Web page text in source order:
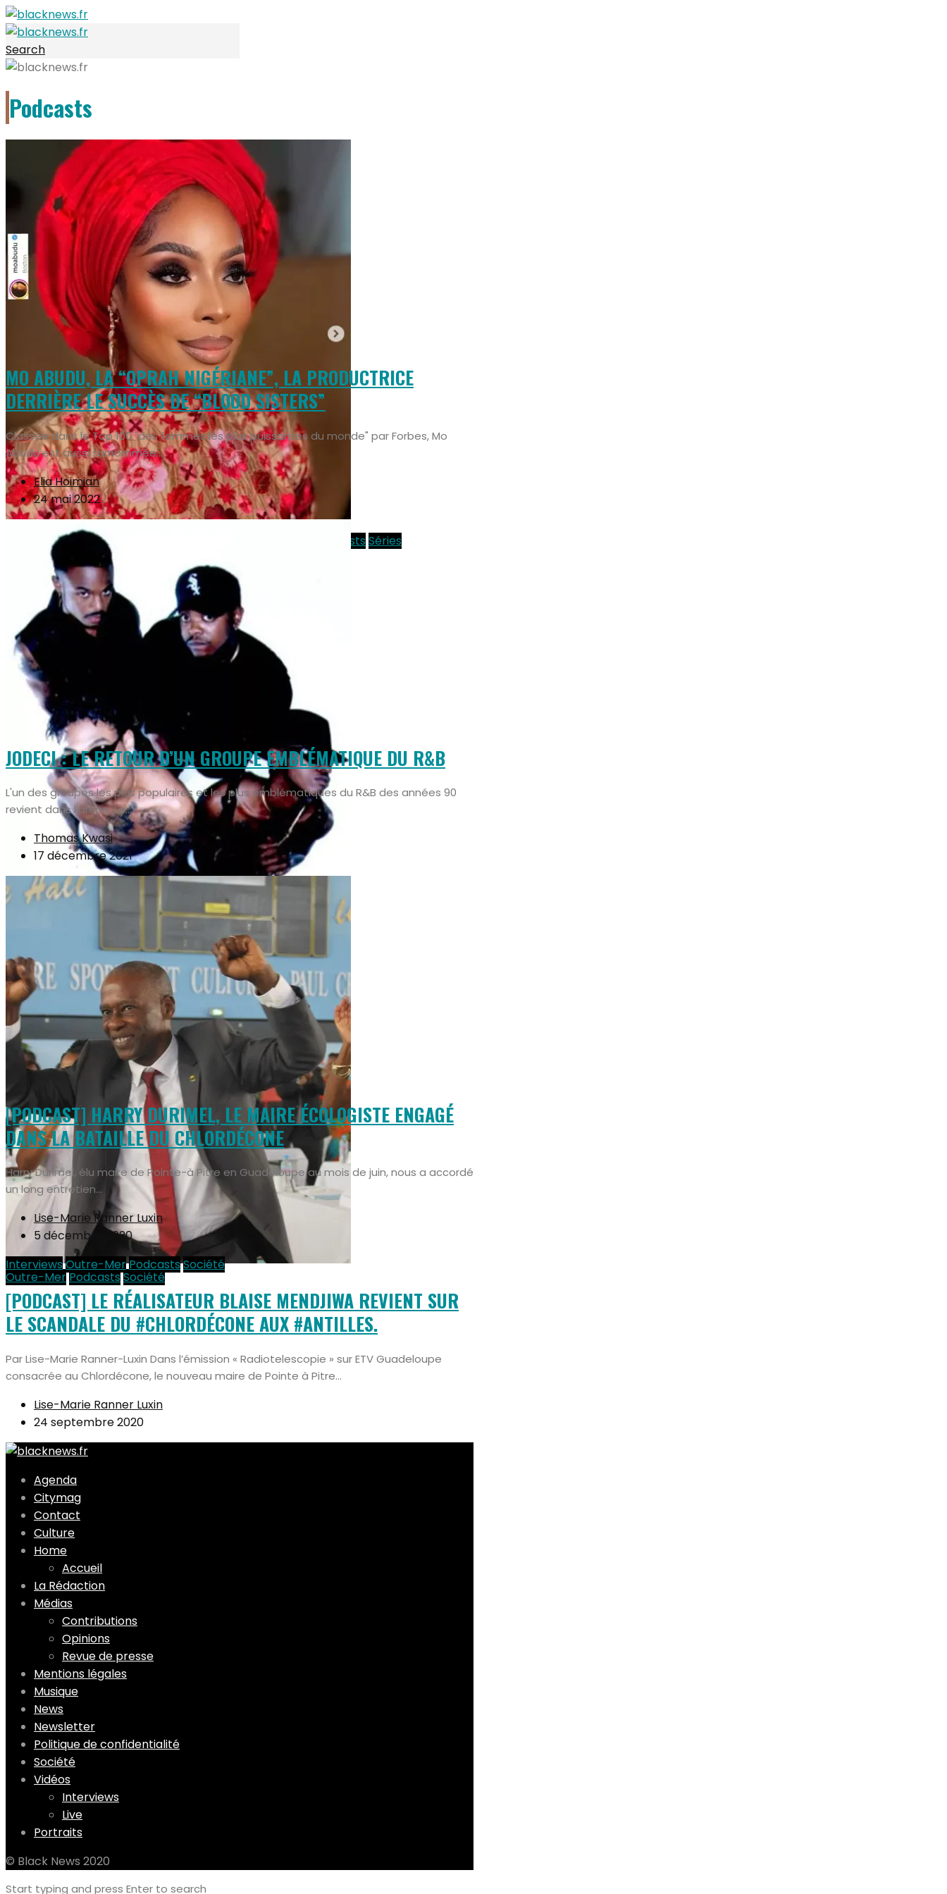
Search
Podcasts
Black Excellence Podcasts Séries
MO ABUDU, LA “OPRAH NIGÉRIANE”, LA PRODUCTRICE
DERRIÈRE LE SUCCÈS DE “BLOOD SISTERS”
Classée dans le Top 100 "des femmes les plus puissantes du monde" par Forbes, Mo
Abudu est aussi surnommée...
Elia Hoimian
24 mai 2022
JODECI : LE RETOUR D’UN GROUPE EMBLÉMATIQUE DU R&B
L'un des groupes les plus populaires et les plus emblématiques du R&B des années 90
revient dans l'arène. Le...
Thomas Kwasi
17 décembre 2021
Outre-Mer Podcasts Société
[PODCAST] HARRY DURIMEL, LE MAIRE ÉCOLOGISTE ENGAGÉ
DANS LA BATAILLE DU CHLORDÉCONE
Harry Durimel, élu maire de Pointe-à Pitre en Guadeloupe au mois de juin, nous a accordé
un long entretien...
Lise-Marie Ranner Luxin
5 décembre 2020
Interviews Outre-Mer Podcasts Société
[PODCAST] LE RÉALISATEUR BLAISE MENDJIWA REVIENT SUR
LE SCANDALE DU #CHLORDÉCONE AUX #ANTILLES.
Par Lise-Marie Ranner-Luxin Dans l’émission « Radiotelescopie » sur ETV Guadeloupe
consacrée au Chlordécone, le nouveau maire de Pointe à Pitre...
Lise-Marie Ranner Luxin
24 septembre 2020
Agenda
Citymag
Contact
Culture
Home
Accueil
La Rédaction
Médias
Contributions
Opinions
Revue de presse
Mentions légales
Musique
News
Newsletter
Politique de confidentialité
Société
Vidéos
Interviews
Live
Portraits
© Black News 2020
Start typing and press Enter to search